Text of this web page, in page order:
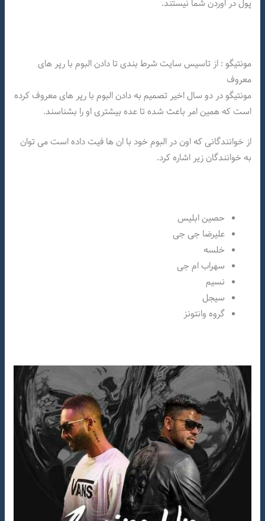
پول در اوردن شما نیستند.
مونتیگو : از تاسیس سایت شرط بندی تا دادن البوم با رپر های
معروف
مونتیگو در دو سال اخیر تصمیم به دادن البوم با رپر های معروف کرده
است که همین امر باعث شده تا عده بیشتری او را بشناسند.
از خوانندگانی که اون در البوم خود با ان ها فیت داده است می توان
به خوانندگان زیر اشاره کرد.
حصین ابلیس
علیرضا جی جی
خلسه
سهراب ام جی
نسیم
سیجل
گروه وانتونز